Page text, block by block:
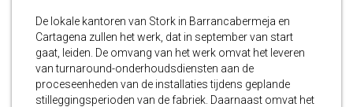
De lokale kantoren van Stork in Barrancabermeja en
Cartagena zullen het werk, dat in september van start
gaat, leiden. De omvang van het werk omvat het leveren
van turnaround-onderhoudsdiensten aan de
proceseenheden van de installaties tijdens geplande
stilleggingsperioden van de fabriek. Daarnaast omvat het